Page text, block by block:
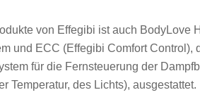
von Effegibi ist auch BodyLove
und ECC (Effegibi Comfort Control),
für die Fernsteuerung der
Temperatur, des Lichts), ausgestattet.